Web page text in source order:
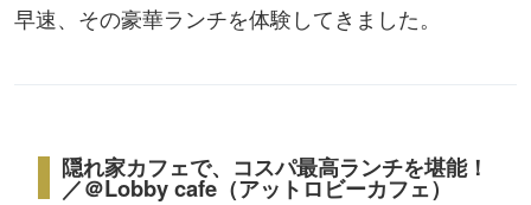
早速、その豪華ランチを体験してきました。
隠れ家カフェで、コスパ最高ランチを堪能！
／＠Lobby cafe（アットロビーカフェ）